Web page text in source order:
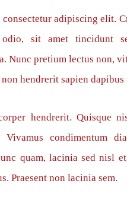
adipiscing elit.
sit amet tincidunt
Nunc pretium lectus non,
hendrerit sapien dapibus
hendrerit. Quisque
condimentum
quam, lacinia sed nisl
Praesent non lacinia sem.